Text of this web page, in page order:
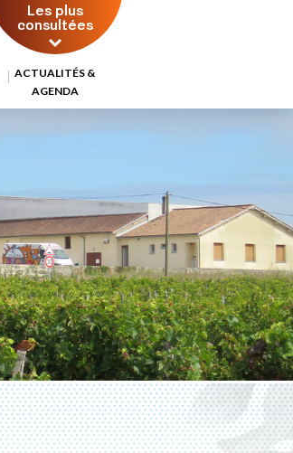
Les plus
consultées
ACTUALITÉS &
AGENDA